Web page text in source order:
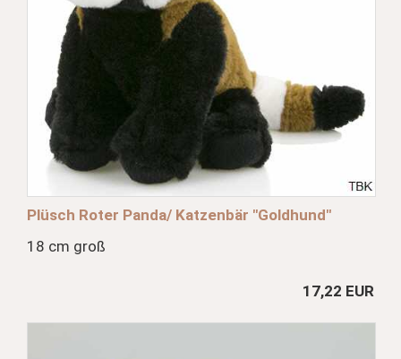
Plüsch Roter Panda/ Katzenbär "Goldhund"
18 cm groß
17,22 EUR